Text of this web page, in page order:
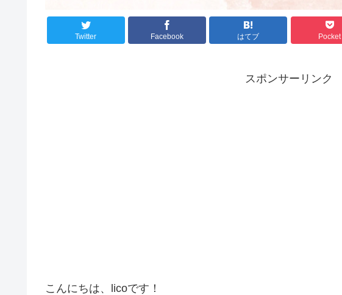
Twitter Facebook はてブ Pocket
スポンサーリンク
こんにちは、licoです！